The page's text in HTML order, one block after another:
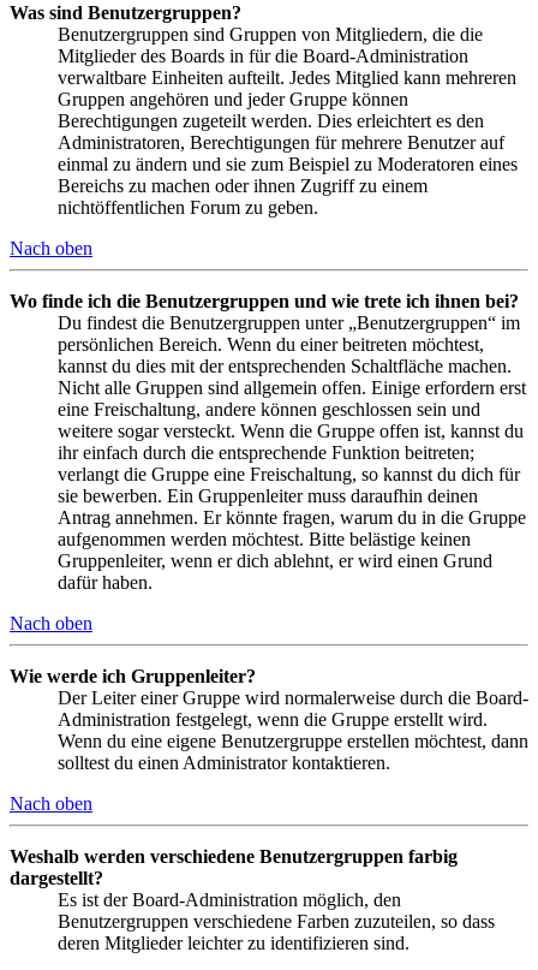
Was sind Benutzergruppen?
Benutzergruppen sind Gruppen von Mitgliedern, die die
Mitglieder des Boards in für die Board-Administration
verwaltbare Einheiten aufteilt. Jedes Mitglied kann mehreren
Gruppen angehören und jeder Gruppe können
Berechtigungen zugeteilt werden. Dies erleichtert es den
Administratoren, Berechtigungen für mehrere Benutzer auf
einmal zu ändern und sie zum Beispiel zu Moderatoren eines
Bereichs zu machen oder ihnen Zugriff zu einem
nichtöffentlichen Forum zu geben.
Nach oben
Wo finde ich die Benutzergruppen und wie trete ich ihnen bei?
Du findest die Benutzergruppen unter „Benutzergruppen“ im
persönlichen Bereich. Wenn du einer beitreten möchtest,
kannst du dies mit der entsprechenden Schaltfläche machen.
Nicht alle Gruppen sind allgemein offen. Einige erfordern erst
eine Freischaltung, andere können geschlossen sein und
weitere sogar versteckt. Wenn die Gruppe offen ist, kannst du
ihr einfach durch die entsprechende Funktion beitreten;
verlangt die Gruppe eine Freischaltung, so kannst du dich für
sie bewerben. Ein Gruppenleiter muss daraufhin deinen
Antrag annehmen. Er könnte fragen, warum du in die Gruppe
aufgenommen werden möchtest. Bitte belästige keinen
Gruppenleiter, wenn er dich ablehnt, er wird einen Grund
dafür haben.
Nach oben
Wie werde ich Gruppenleiter?
Der Leiter einer Gruppe wird normalerweise durch die Board-
Administration festgelegt, wenn die Gruppe erstellt wird.
Wenn du eine eigene Benutzergruppe erstellen möchtest, dann
solltest du einen Administrator kontaktieren.
Nach oben
Weshalb werden verschiedene Benutzergruppen farbig
dargestellt?
Es ist der Board-Administration möglich, den
Benutzergruppen verschiedene Farben zuzuteilen, so dass
deren Mitglieder leichter zu identifizieren sind.